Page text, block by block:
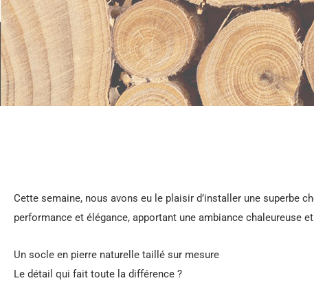
Cette semaine, nous avons eu le plaisir d’installer une superbe
performance et élégance, apportant une ambiance chaleureuse
Un socle en pierre naturelle taillé sur mesure
Le détail qui fait toute la différence ?